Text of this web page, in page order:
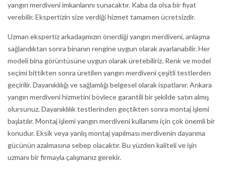
yangın merdiveni imkanlarını sunacaktır. Kaba da olsa bir fiyat
verebilir. Ekspertizin size verdiği hizmet tamamen ücretsizdir.
Uzman ekspertiz arkadaşımızın önerdiği yangın merdiveni, anlaşma
sağlandıktan sonra binanın rengine uygun olarak ayarlanabilir. Her
modeli bina görüntüsüne uygun olarak üretebiliriz. Renk ve model
seçimi bittikten sonra üretilen yangın merdiveni çeşitli testlerden
geçirilir. Dayanıklılığı ve sağlamlığı belgesel olarak ispatlanır. Ankara
yangın merdiveni hizmetini böylece garantili bir şekilde satın almış
olursunuz. Dayanıklılık testlerinden geçtikten sonra montaj işlemi
başlatılır. Montaj işlemi yangın merdiveni kullanımı için çok önemli bir
konudur. Eksik veya yanlış montaj yapılması merdivenin dayanma
gücünün azalmasına sebep olacaktır. Bu yüzden kaliteli ve işin
uzmanı bir firmayla çalışmanız gerekir.